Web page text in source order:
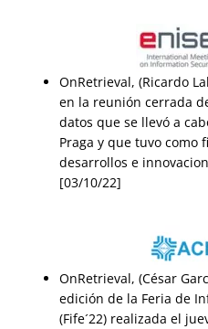
OnRetrieval, (Ricardo
en la reunión cerrada
datos que se llevó a
Praga y que tuvo como
desarrollos e
[03/10/22]
OnRetrieval, (César
edición de la Feria de
(Fife´22) realizada el